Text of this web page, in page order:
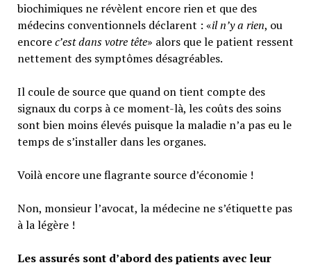
biochimiques ne révèlent encore rien et que des
médecins conventionnels déclarent : «il n’y a rien, ou
encorec’est dans votre tête» alors que le patient ressent
nettement des symptômes désagréables.
Il coule de source que quand on tient compte des
signaux du corps à ce moment-là, les coûts des soins
sont bien moins élevés puisque la maladie n’a pas eu le
temps de s’installer dans les organes.
Voilà encore une flagrante source d’économie !
Non, monsieur l’avocat, la médecine ne s’étiquette pas
à la légère !
Les assurés sont d’abord des patients avec leur